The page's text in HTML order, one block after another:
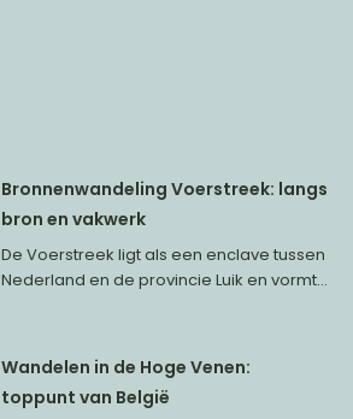
Bronnenwandeling Voerstreek: langs
bron en vakwerk
De Voerstreek ligt als een enclave tussen
Nederland en de provincie Luik en vormt...
Wandelen in de Hoge Venen:
toppunt van België